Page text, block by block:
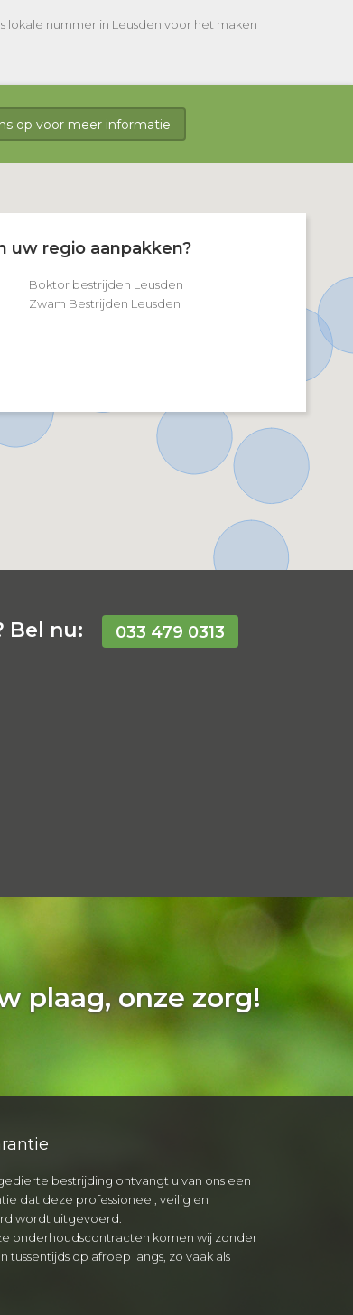
nummer in Leusden voor het maken
op voor meer informatie
uw regio aanpakken?
Boktor bestrijden Leusden
Zwam Bestrijden Leusden
Bel nu: 033 479 0313
plaag, onze zorg!
bestrijding ontvangt u van ons een
dat deze professioneel, veilig en
wordt uitgevoerd.
onderhoudscontracten komen wij zonder
tussentijds op afroep langs, zo vaak als